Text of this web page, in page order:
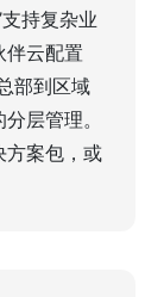
支持复杂业
伴云配置
部到区域
层管理。
方案包，或